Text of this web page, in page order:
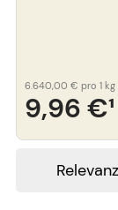
9,96 €¹
6.640,00 € pro 1 kg